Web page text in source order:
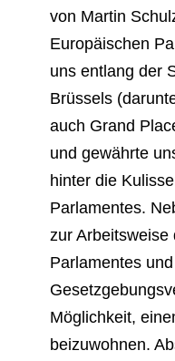
von Martin
Europäischen
uns entlang der
Brüssels
auch Grand
und gewährte
hinter die
Parlamentes.
zur Arbeitsweise
Parlamentes
Möglichkeit,
beizuwohnen.